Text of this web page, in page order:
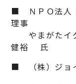
■ ＮＰＯ法人
理事
やまがたイ
健裕 氏
■ （株）ジョ